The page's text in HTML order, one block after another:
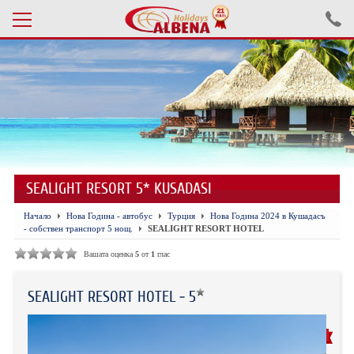
Проверка на резервация
ПОЧИВКИ С АВТОБУС 2026
ПОЧИВКИ СЪС САМОЛЕТ
ЕКСКУРЗИИ САМОЛЕТ
ЕКСКУРЗИИ АВТОБУС
БЪЛГАРИЯ
ХОТЕЛИ В ТУРЦИЯ
ТУРЦИЯ С КОЛА
SEALIGHT RESORT 5* KUSADASI
Начало Нова Година - автобус Турция
Нова Година 2024 в Кушадасъ
- собствен транспорт 5 нощ.
SEALIGHT RESORT HOTEL
Вашата оценка 5от 1 глас
SEALIGHT RESORT HOTEL - 5